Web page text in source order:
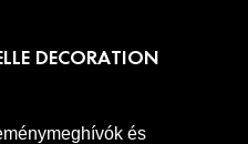
DECORATION
és